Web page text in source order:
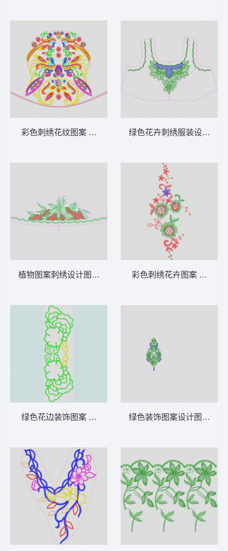
彩色刺绣花纹图案 古典装饰
植物图案刺绣设计图 裙摆
绿色花边装饰图案 曲线花朵
绿色花卉刺绣服装设计图
彩色刺绣花卉图案 亮片 珠
绿色装饰图案设计图 古典